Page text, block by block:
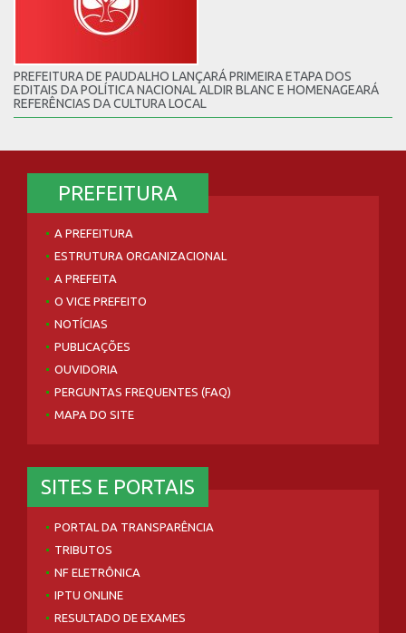
PREFEITURA DE PAUDALHO LANÇARÁ PRIMEIRA ETAPA DOS
EDITAIS DA POLÍTICA NACIONAL ALDIR BLANC E HOMENAGEARÁ
REFERÊNCIAS DA CULTURA LOCAL
PREFEITURA
A PREFEITURA
ESTRUTURA ORGANIZACIONAL
A PREFEITA
O VICE PREFEITO
NOTÍCIAS
PUBLICAÇÕES
OUVIDORIA
PERGUNTAS FREQUENTES (FAQ)
MAPA DO SITE
SITES E PORTAIS
PORTAL DA TRANSPARÊNCIA
TRIBUTOS
NF ELETRÔNICA
IPTU ONLINE
RESULTADO DE EXAMES